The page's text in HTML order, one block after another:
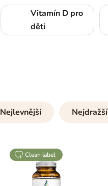
Vitamín D pro
děti
Nejlevnější Nejdražší
clean label